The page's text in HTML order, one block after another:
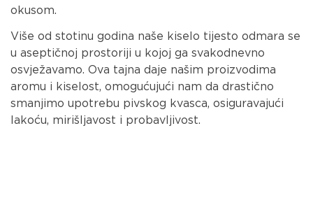
okusom.
Više od stotinu godina naše kiselo tijesto odmara se
u aseptičnoj prostoriji u kojoj ga svakodnevno
osvježavamo. Ova tajna daje našim proizvodima
aromu i kiselost, omogućujući nam da drastično
smanjimo upotrebu pivskog kvasca, osiguravajući
lakoću, mirišljavost i probavljivost.